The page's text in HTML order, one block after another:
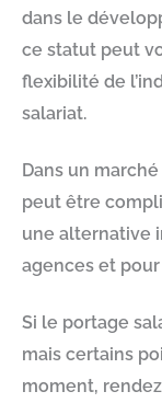
dans le
ce statut peut
flexibilité de
salariat.
Dans un
peut être
une alternative
agences et
Si le portage
mais certains
moment,